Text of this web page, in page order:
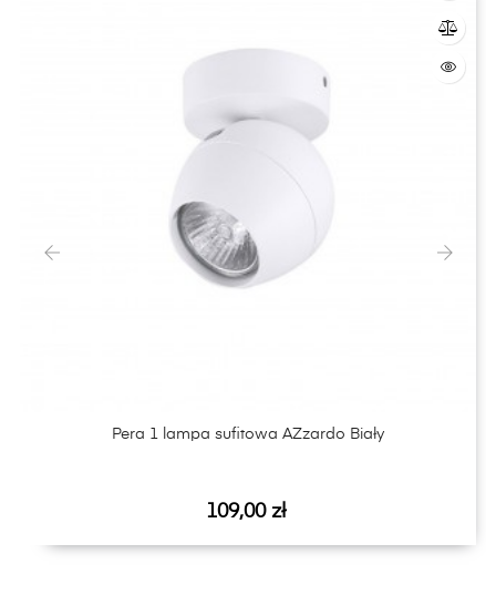
Pera 1 lampa sufitowa AZzardo Biały
Cena
109,00 zł